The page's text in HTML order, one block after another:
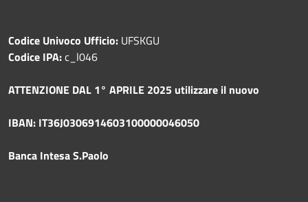
Codice Univoco Ufficio: UFSKGU
Codice IPA:c_l046
ATTENZIONE DAL 1° APRILE 2025 utilizzare il nuovo
IBAN: IT36J0306914603100000046050
Banca Intesa S.Paolo